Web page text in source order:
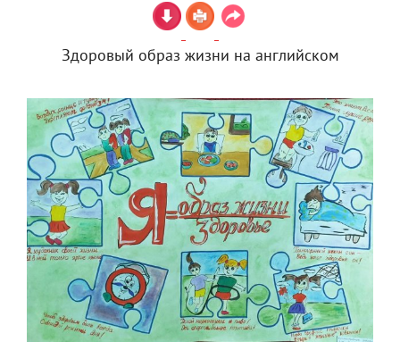
Здоровый образ жизни на английском